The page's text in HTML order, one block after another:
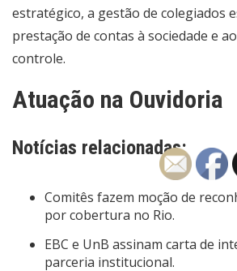
estratégico, a gestão de colegiados
prestação de contas à sociedade e
controle.
Atuação na Ouvidoria
Notícias relacionadas:
Comitês fazem moção de
por cobertura no Rio.
EBC e UnB assinam carta de
parceria institucional.